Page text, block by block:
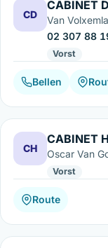
CD
CABINET
Van
02 307 88
Vorst
Bellen
CH
CABINET
Oscar Van
Vorst
Route